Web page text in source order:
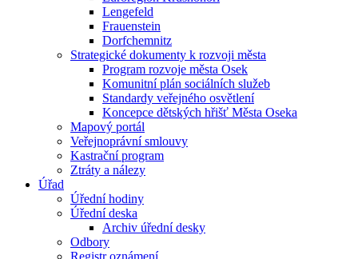
Lengefeld
Frauenstein
Dorfchemnitz
Strategické dokumenty k rozvoji města
Program rozvoje města Osek
Komunitní plán sociálních služeb
Standardy veřejného osvětlení
Koncepce dětských hřišť Města Oseka
Mapový portál
Veřejnoprávní smlouvy
Kastrační program
Ztráty a nálezy
Úřad
Úřední hodiny
Úřední deska
Archiv úřední desky
Odbory
Registr oznámení